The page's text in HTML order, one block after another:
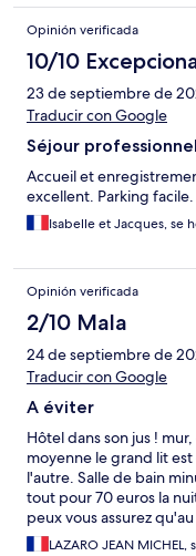
Opinión verificada
10/10
23 de septiembre de
Traducir con Google
Séjour professionnel
Accueil et
excellent. Parking facile.
Isabelle et Jacques, se
Opinión verificada
2/10 Mala
24 de septiembre de
Traducir con Google
A éviter
Hôtel dans son jus !
moyenne le grand lit
l'autre. Salle de bain
tout pour 70 euros la
peux vous assurez
LAZARO JEAN